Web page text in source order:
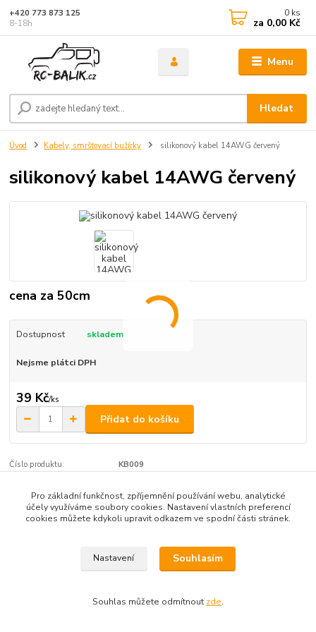
Menu
Hledat
+420 773 873 125
8-18h
0 ks
za 0,00 Kč
Úvod Kabely, smršťovací bužírky silikonový kabel 14AWG červený
silikonový kabel 14AWG červený
cena za 50cm
Dostupnost skladem
Nejsme plátci DPH
39 Kč/ks
Přidat do košíku
Číslo produktu: KB009
Zboží zařazeno v kategoriích
Pro základní funkčnost, zpříjemnění používání webu, analytické
účely využíváme soubory cookies. Nastavení vlastních preferencí
cookies můžete kdykoli upravit odkazem ve spodní části stránek.
Nastavení Souhlasím
Souhlas můžete odmítnout zde.